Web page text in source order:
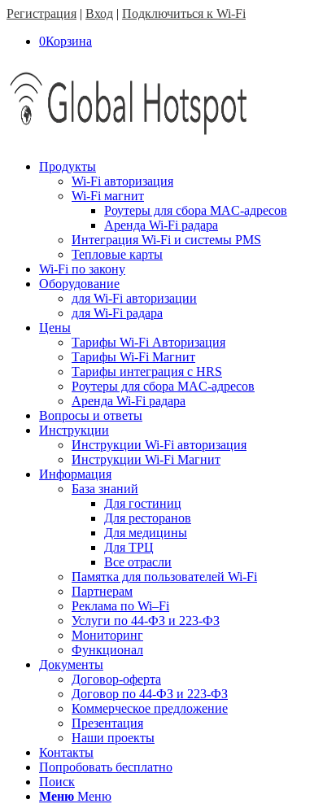
Регистрация | Вход | Подключиться к Wi-Fi
0Корзина
Продукты
Wi-Fi авторизация
Wi-Fi магнит
Роутеры для сбора MAC-адресов
Аренда Wi-Fi радара
Интеграция Wi-Fi и системы PMS
Тепловые карты
Wi-Fi по закону
Оборудование
для Wi-Fi авторизации
для Wi-Fi радара
Цены
Тарифы Wi-Fi Авторизация
Тарифы Wi-Fi Магнит
Тарифы интеграция с HRS
Роутеры для сбора MAC-адресов
Аренда Wi-Fi радара
Вопросы и ответы
Инструкции
Инструкции Wi-Fi авторизация
Инструкции Wi-Fi Магнит
Информация
База знаний
Для гостиниц
Для ресторанов
Для медицины
Для ТРЦ
Все отрасли
Памятка для пользователей Wi-Fi
Партнерам
Реклама по Wi–Fi
Услуги по 44-ФЗ и 223-ФЗ
Мониторинг
Функционал
Документы
Договор-оферта
Договор по 44-ФЗ и 223-ФЗ
Коммерческое предложение
Презентация
Наши проекты
Контакты
Попробовать бесплатно
Поиск
Меню Меню